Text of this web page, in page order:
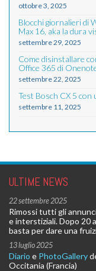
ottobre 3, 2025
Blocchi giornalieri di
Max 16, aka la dura
settembre 29, 2025
Come disinstallare
Office 365 di
settembre 22, 2025
Test Bosch CX 5 con
settembre 11, 2025
ULTIME NEWS
22 settembre 2025
Rimossi tutti gli
e interstiziali. Dopo 20
basta per dare una
13 luglio 2025
Diario e PhotoGallery
Occitania (Francia)